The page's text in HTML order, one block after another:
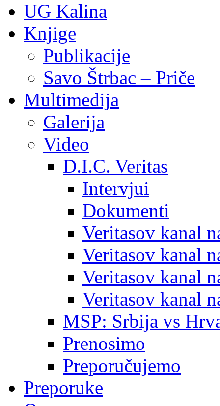
UG Kalina
Knjige
Publikacije
Savo Štrbac – Priče
Multimedija
Galerija
Video
D.I.C. Veritas
Intervjui
Dokumenti
Veritasov kanal
Veritasov kanal
Veritasov kanal
Veritasov kanal
MSP: Srbija vs
Prenosimo
Preporučujemo
Preporuke